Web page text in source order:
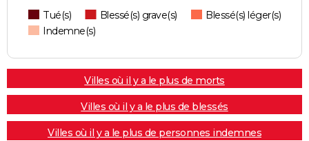
Tué(s) Blessé(s) grave(s)
Blessé(s) léger(s)
Indemne(s)
Villes où il y a le plus de morts
Villes où il y a le plus de blessés
Villes où il y a le plus de personnes indemnes